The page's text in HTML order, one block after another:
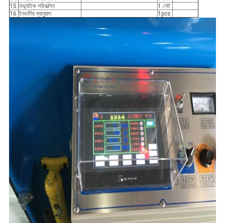
15 বৈদ্যুতিক পরিকল্পিত
1 সেট
16 ইনভার্টার ম্যানুয়াল 1pcs